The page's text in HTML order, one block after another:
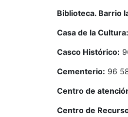
Biblioteca. Barrio
Casa de la Cultura:
Casco Histórico:
Cementerio: 96
Centro de
Centro de